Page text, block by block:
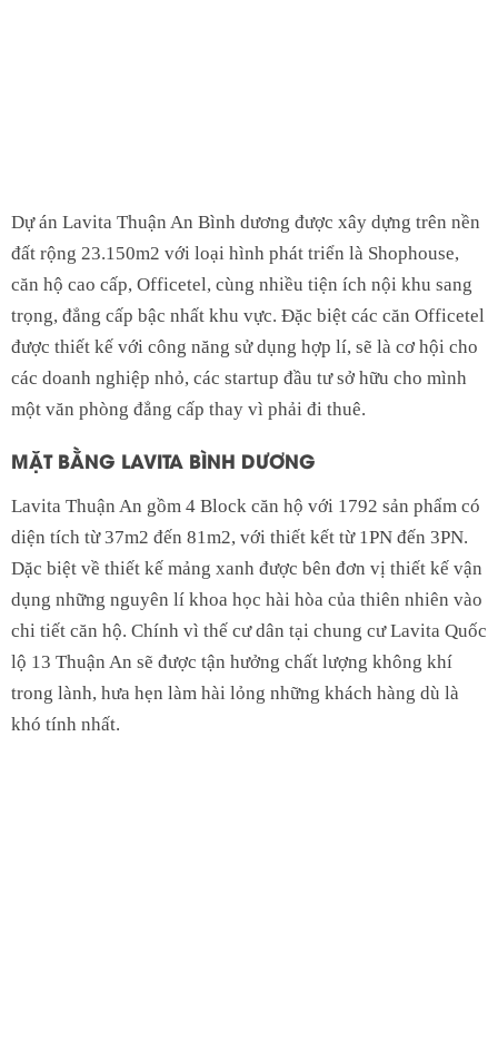
Dự án Lavita Thuận An Bình dương được xây dựng trên nền
đất rộng 23.150m2 với loại hình phát triển là Shophouse,
căn hộ cao cấp, Officetel, cùng nhiều tiện ích nội khu sang
trọng, đẳng cấp bậc nhất khu vực. Đặc biệt các căn Officetel
được thiết kế với công năng sử dụng hợp lí, sẽ là cơ hội cho
các doanh nghiệp nhỏ, các startup đầu tư sở hữu cho mình
một văn phòng đẳng cấp thay vì phải đi thuê.
MẶT BẰNG LAVITA BÌNH DƯƠNG
Lavita Thuận An gồm 4 Block căn hộ với 1792 sản phẩm có
diện tích từ 37m2 đến 81m2, với thiết kết từ 1PN đến 3PN.
Dặc biệt về thiết kế mảng xanh được bên đơn vị thiết kế vận
dụng những nguyên lí khoa học hài hòa của thiên nhiên vào
chi tiết căn hộ. Chính vì thế cư dân tại chung cư Lavita Quốc
lộ 13 Thuận An sẽ được tận hưởng chất lượng không khí
trong lành, hưa hẹn làm hài lỏng những khách hàng dù là
khó tính nhất.